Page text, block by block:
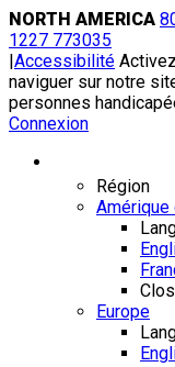
Skip
to
content
NORTH AMERICA
1227 773035
|Accessibilité
naviguer sur notre
personnes
Connexion
Région
Amérique
Europe